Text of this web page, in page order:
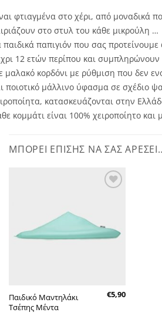
φτιαγμένα στο χέρι, από μοναδικά
στο στυλ του κάθε μικρούλη …
παιδικά παπιγιόν που σας
12 ετών περίπου και συμπληρώνουν
μαλακό κορδόνι με ρύθμιση που δεν
ποιοτικό μάλλινο ύφασμα σε σχέδιο
κατασκευάζονται στην
κομμάτι είναι 100% χειροποίητο και
ΜΠΟΡΕΊ ΕΠΊΣΗΣ ΝΑ ΣΑΣ
Παιδικό Μαντηλάκι
Τσέπης Μέντα
€5,90